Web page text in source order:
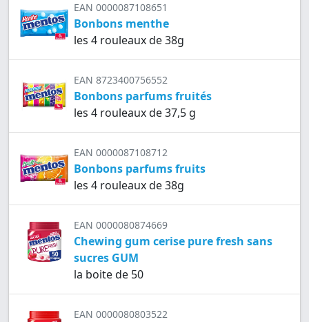
EAN 0000087108651
Bonbons menthe
les 4 rouleaux de 38g
EAN 8723400756552
Bonbons parfums fruités
les 4 rouleaux de 37,5 g
EAN 0000087108712
Bonbons parfums fruits
les 4 rouleaux de 38g
EAN 0000080874669
Chewing gum cerise pure fresh sans
sucres GUM
la boite de 50
EAN 0000080803522